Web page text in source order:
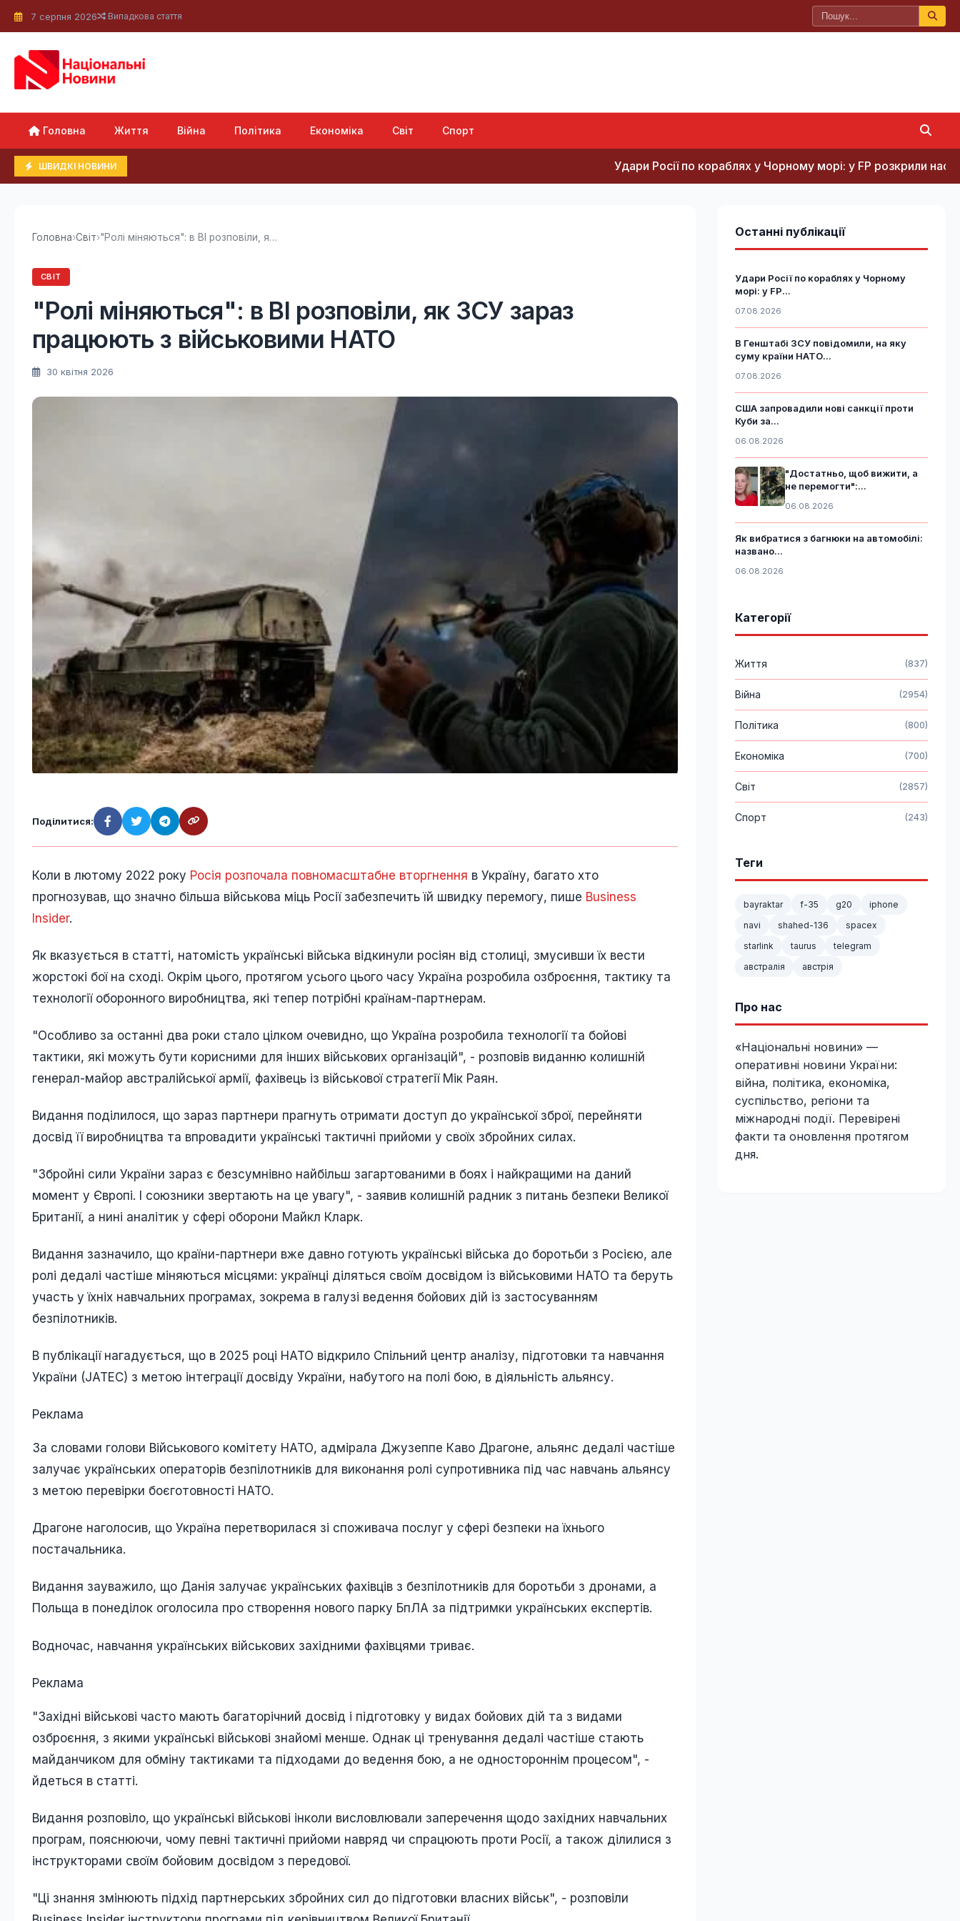
7 серпня 2026 Випадкова стаття
Головна Життя Війна Політика Економіка Світ Спорт
ШВИДКІ НОВИНИ Удари Росії по кораблях у Чорному морі: у FP розкрили наслідки
Головна›Світ› "Ролі міняються": в BI розповіли, як ЗСУ зараз...
СВІТ
"Ролі міняються": в BI розповіли, як ЗСУ зараз
працюють з військовими НАТО
30 квітня 2026
Поділитися:
Коли в лютому 2022 року Росія розпочала повномасштабне вторгнення в Україну, багато хто
прогнозував, що значно більша військова міць Росії забезпечить їй швидку перемогу, пише Business
Insider.
Як вказується в статті, натомість українські війська відкинули росіян від столиці, змусивши їх вести
жорстокі бої на сході. Окрім цього, протягом усього цього часу Україна розробила озброєння, тактику та
технології оборонного виробництва, які тепер потрібні країнам-партнерам.
"Особливо за останні два роки стало цілком очевидно, що Україна розробила технології та бойові
тактики, які можуть бути корисними для інших військових організацій", - розповів виданню колишній
генерал-майор австралійської армії, фахівець із військової стратегії Мік Раян.
Видання поділилося, що зараз партнери прагнуть отримати доступ до української зброї, перейняти
досвід її виробництва та впровадити українські тактичні прийоми у своїх збройних силах.
"Збройні сили України зараз є безсумнівно найбільш загартованими в боях і найкращими на даний
момент у Європі. І союзники звертають на це увагу", - заявив колишній радник з питань безпеки Великої
Британії, а нині аналітик у сфері оборони Майкл Кларк.
Видання зазначило, що країни-партнери вже давно готують українські війська до боротьби з Росією, але
ролі дедалі частіше міняються місцями: українці діляться своїм досвідом із військовими НАТО та беруть
участь у їхніх навчальних програмах, зокрема в галузі ведення бойових дій із застосуванням
безпілотників.
В публікації нагадується, що в 2025 році НАТО відкрило Спільний центр аналізу, підготовки та навчання
України (JATEC) з метою інтеграції досвіду України, набутого на полі бою, в діяльність альянсу.
Реклама
За словами голови Військового комітету НАТО, адмірала Джузеппе Каво Драгоне, альянс дедалі частіше
залучає українських операторів безпілотників для виконання ролі супротивника під час навчань альянсу
з метою перевірки боєготовності НАТО.
Драгоне наголосив, що Україна перетворилася зі споживача послуг у сфері безпеки на їхнього
постачальника.
Видання зауважило, що Данія залучає українських фахівців з безпілотників для боротьби з дронами, а
Польща в понеділок оголосила про створення нового парку БпЛА за підтримки українських експертів.
Водночас, навчання українських військових західними фахівцями триває.
Реклама
"Західні військові часто мають багаторічний досвід і підготовку у видах бойових дій та з видами
озброєння, з якими українські військові знайомі менше. Однак ці тренування дедалі частіше стають
майданчиком для обміну тактиками та підходами до ведення бою, а не одностороннім процесом", -
йдеться в статті.
Видання розповіло, що українські військові інколи висловлювали заперечення щодо західних навчальних
програм, пояснюючи, чому певні тактичні прийоми навряд чи спрацюють проти Росії, а також ділилися з
інструкторами своїм бойовим досвідом з передової.
"Ці знання змінюють підхід партнерських збройних сил до підготовки власних військ", - розповіли
Останні публікації
Удари Росії по кораблях у Чорному
морі: у FP...
07.08.2026
В Генштабі ЗСУ повідомили, на яку
суму країни НАТО...
07.08.2026
США запровадили нові санкції проти
Куби за...
06.08.2026
"Достатньо, щоб вижити, а
не перемогти":...
06.08.2026
Як вибратися з багнюки на автомобілі:
названо...
06.08.2026
Категорії
Життя (837)
Війна (2954)
Політика (800)
Економіка (700)
Світ (2857)
Спорт (243)
Теги
bayraktar f-35 g20
iphone
navi
shahed-136
spacex
starlink
taurus
telegram
австралія
австрія
Про нас
«Національні новини» —
оперативні новини України:
війна, політика, економіка,
суспільство, регіони та
міжнародні події. Перевірені
факти та оновлення протягом
дня.